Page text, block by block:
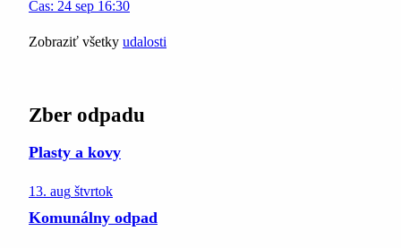
Čas: 24 sep 16:30
Zobraziť všetky udalosti
Zber odpadu
Plasty a kovy
13. aug štvrtok
Komunálny odpad